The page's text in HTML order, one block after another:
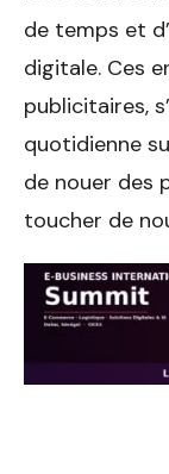
de temps et
digitale. Ces
publicitaires,
quotidienne
de nouer des
toucher de